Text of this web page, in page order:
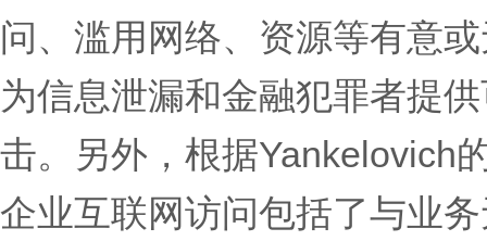
问、滥用网络、资源等有意
为信息泄漏和金融犯罪者提
击。另外，根据Yankelovich
企业互联网访问包括了与业